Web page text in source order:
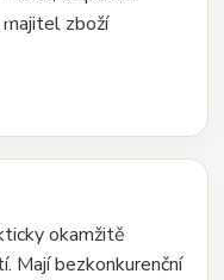
majitel zboží
okamžitě
Mají bezkonkurenční